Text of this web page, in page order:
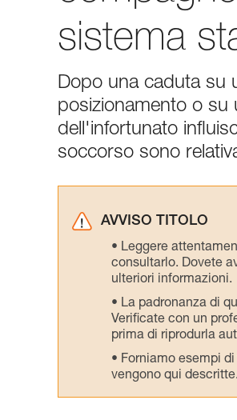
sistema
Dopo una caduta su
posizionamento o su
dell'infortunato
soccorso sono
AVVISO TITOLO
Leggere
consultarlo. Dovete
ulteriori informazioni.
La padronanza di
Verificate con un
prima di riprodurla
Forniamo esempi
vengono qui descritte.